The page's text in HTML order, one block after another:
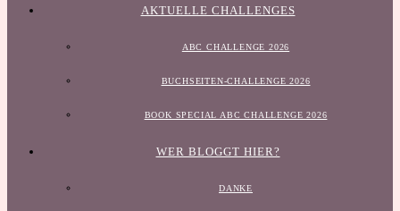
AKTUELLE CHALLENGES
ABC CHALLENGE 2026
BUCHSEITEN-CHALLENGE 2026
BOOK SPECIAL ABC CHALLENGE 2026
WER BLOGGT HIER?
DANKE